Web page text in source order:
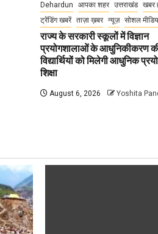
Dehardun आपका शहर उत्तराखंड खबर
ट्रेंडिंग खबरें ताज़ा ख़बर न्यूज़ सोशल
राज्य के सरकारी स्कूलों में विज्ञान
प्रयोगशालाओं के आधुनिकीकरण की
विद्यार्थियों को मिलेगी आधुनिक
शिक्षा
August 6, 2026 Yoshita